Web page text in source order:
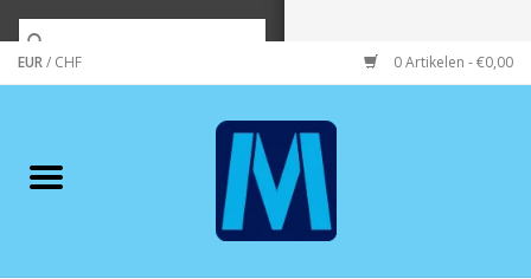
EUR/ CHF 0 Artikelen - €0,00
Merken